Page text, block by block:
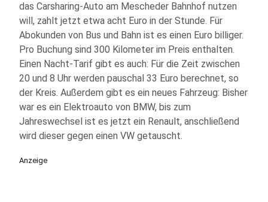
das Carsharing-Auto am Mescheder Bahnhof nutzen
will, zahlt jetzt etwa acht Euro in der Stunde. Für
Abokunden von Bus und Bahn ist es einen Euro billiger.
Pro Buchung sind 300 Kilometer im Preis enthalten.
Einen Nacht-Tarif gibt es auch: Für die Zeit zwischen
20 und 8 Uhr werden pauschal 33 Euro berechnet, so
der Kreis. Außerdem gibt es ein neues Fahrzeug: Bisher
war es ein Elektroauto von BMW, bis zum
Jahreswechsel ist es jetzt ein Renault, anschließend
wird dieser gegen einen VW getauscht.
Anzeige